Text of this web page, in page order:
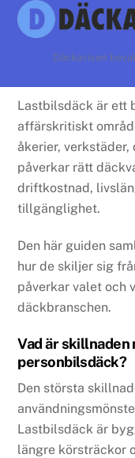
Skip
Däckavisen
Lastbilsdäck är ett
affärskritiskt
åkerier,
påverkar rätt
driftkostnad,
tillgänglighet.
Den här guiden
hur de skiljer sig
påverkar valet och
däckbranschen.
Vad är
personbilsdäck?
Den största
Lastbilsdäck är
längre körsträckor